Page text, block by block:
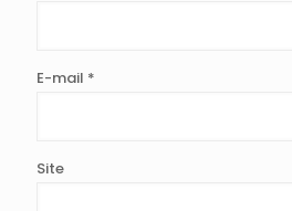
E-mail *
Site